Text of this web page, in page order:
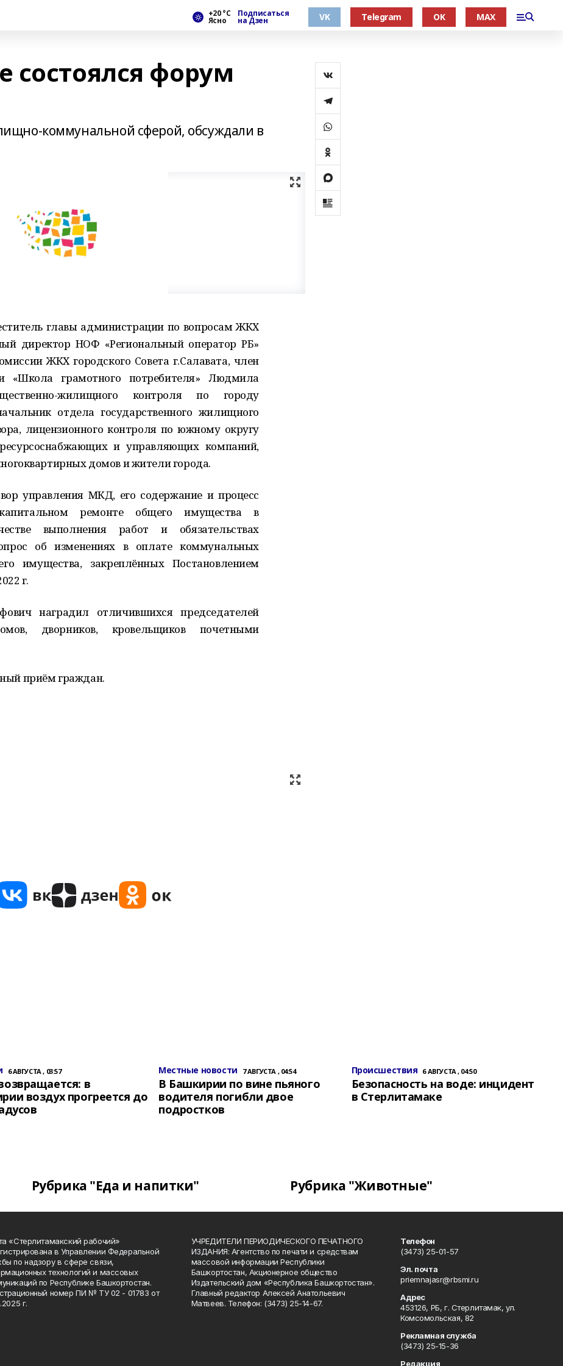
+20 °С
Ясно
Подписаться
на Дзен VK Telegram OK MAX
состоялся форум
коммунальной сферой, обсуждали в
главы администрации по вопросам ЖКХ
директор НОФ «Региональный оператор РБ»
ЖКХ городского Совета г.Салавата, член
«Школа грамотного потребителя» Людмила
жилищного контроля по городу
отдела государственного жилищного
лицензионного контроля по южному округу
и управляющих компаний,
домов и жители города.
управления МКД, его содержание и процесс
ремонте общего имущества в
выполнения работ и обязательствах
об изменениях в оплате коммунальных
имущества, закреплённых Постановлением
г.
наградил отличившихся председателей
дворников, кровельщиков почетными
приём граждан.
6 АВГУСТА , 03:57
в
воздух прогреется до
Местные новости 7 АВГУСТА , 04:54
В Башкирии по вине пьяного
водителя погибли двое
подростков
Происшествия 6 АВГУСТА , 04:50
Безопасность на воде: инцидент
в Стерлитамаке
Рубрика "Еда и напитки" Рубрика "Животные"
«Стерлитамакский рабочий»
в Управлении Федеральной
по надзору в сфере связи,
технологий и массовых
по Республике Башкортостан.
номер ПИ № ТУ 02 - 01783 от
г.
УЧРЕДИТЕЛИ ПЕРИОДИЧЕСКОГО ПЕЧАТНОГО
ИЗДАНИЯ: Агентство по печати и средствам
массовой информации Республики
Башкортостан, Акционерное общество
Издательский дом «Республика Башкортостан».
Главный редактор Алексей Анатольевич
Матвеев. Телефон: (3473) 25-14-67.
Телефон
(3473) 25-01-57
Эл. почта
priemnajasr@rbsmi.ru
Адрес
453126, РБ, г. Стерлитамак, ул.
Комсомольская, 82
Рекламная служба
(3473) 25-15-36
Редакция